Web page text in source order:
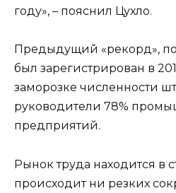
году», – пояснил Цухло.
Предыдущий «рекорд»,
был зарегистрирован в
заморозке численности
руководители 78%
предприятий.
Рынок труда находится в
происходит ни резких